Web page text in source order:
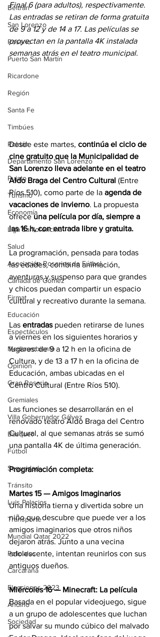
Beltrán
San Lorenzo
Rosario
Puerto San Martín
Ricardone
Región
Santa Fe
Timbúes
Roldán
Departamento San Lorenzo
Pujato
Turismo
Economía
Liga Sanlorencina
Salud
Asociación Rosarina de Fútbol
Cañada de Gómez
Firmat
Educación
Espectáculos
Medioambiente
Opinión
Gran Rosario
Gremiales
Villa Gobernador Gálvez
Básquet
Fútbol
Seguridad
Tránsito
Luis Palacios
Transporte
Mundial Qatar 2022
Policiales
Carcarañá
Elecciones 2023
Andino
Sociedad
Final 6 (para adultos), respectivamente.
Las entradas se retiran de forma gratuita
de 9 a 12 y de 14 a 17. Las películas se
proyectan en la pantalla 4K instalada
semanas atrás en el teatro municipal.
Desde este martes, continúa el ciclo de
cine gratuito que la Municipalidad de
San Lorenzo lleva adelante en el teatro
Aldo Braga del Centro Cultural (Entre
Ríos 510), como parte de la agenda de
vacaciones de invierno. La propuesta
ofrece una película por día, siempre a
las 16 h, con entrada libre y gratuita.
La programación, pensada para todas
las edades, combina animación,
aventuras y suspenso para que grandes
y chicos puedan compartir un espacio
cultural y recreativo durante la semana.
Las entradas pueden retirarse de lunes
a viernes en los siguientes horarios y
lugares: de 9 a 12 h en la oficina de
Cultura, y de 13 a 17 h en la oficina de
Educación, ambas ubicadas en el
Centro Cultural (Entre Ríos 510).
Las funciones se desarrollarán en el
renovado teatro Aldo Braga del Centro
Cultural, al que semanas atrás se sumó
una pantalla 4K de última generación.
Programación completa:
Martes 15 — Amigos Imaginarios
Una historia tierna y divertida sobre un
niño que descubre que puede ver a los
amigos imaginarios que otros niños
dejaron atrás. Junto a una vecina
adolescente, intentan reunirlos con sus
antiguos dueños.
Miércoles 16 — Minecraft: La película
Basada en el popular videojuego, sigue
a un grupo de adolescentes que luchan
por salvar su mundo cúbico del malvado